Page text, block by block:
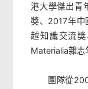
港大學傑出青
獎、2017年中
越知識交流
Materialia雜志
團隊從